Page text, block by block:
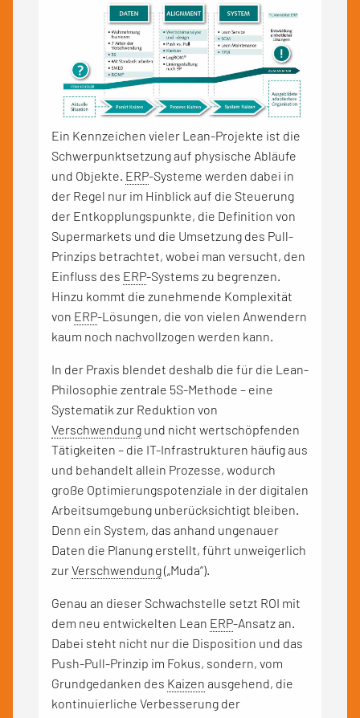
Ein Kennzeichen vieler Lean-Projekte ist die
Schwerpunktsetzung auf physische Abläufe
und Objekte. ERP-Systeme werden dabei in
der Regel nur im Hinblick auf die Steuerung
der Entkopplungspunkte, die Definition von
Supermarkets und die Umsetzung des Pull-
Prinzips betrachtet, wobei man versucht, den
Einfluss des ERP-Systems zu begrenzen.
Hinzu kommt die zunehmende Komplexität
von ERP-Lösungen, die von vielen Anwendern
kaum noch nachvollzogen werden kann.
In der Praxis blendet deshalb die für die Lean-
Philosophie zentrale 5S-Methode – eine
Systematik zur Reduktion von
Verschwendung und nicht wertschöpfenden
Tätigkeiten – die IT-Infrastrukturen häufig aus
und behandelt allein Prozesse, wodurch
große Optimierungspotenziale in der digitalen
Arbeitsumgebung unberücksichtigt bleiben.
Denn ein System, das anhand ungenauer
Daten die Planung erstellt, führt unweigerlich
zurVerschwendung(„Muda“).
Genau an dieser Schwachstelle setzt ROI mit
dem neu entwickelten Lean ERP-Ansatz an.
Dabei steht nicht nur die Disposition und das
Push-Pull-Prinzip im Fokus, sondern, vom
Grundgedanken des Kaizen ausgehend, die
kontinuierliche Verbesserung der